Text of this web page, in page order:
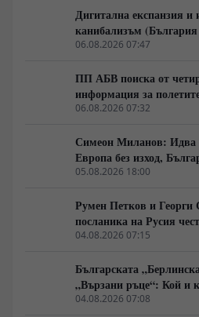
кризата на либералния модел,
историческите паралели с
и Германия, както и за
за поредните партийни битки,
подготвят следващия
Дигитална експанзия и
канибализъм
дигиталната
06.08.2026 07:47
ПП АБВ поиска от
информация за
чужди военни самолети у
06.08.2026 07:32
Симеон Миланов: Идва
Европа без изход,
сама пътя си
05.08.2026 18:00
Румен Петков и Георги
посланика на Русия
Шипченската епопея и
04.08.2026 07:15
Българската
„Вързани ръце“: Кой и
генерал Румен Радев?
04.08.2026 07:08